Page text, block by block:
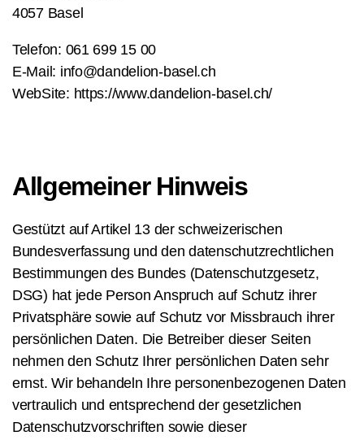
4057 Basel
Telefon: 061 699 15 00
E-Mail: info@dandelion-basel.ch
WebSite: https://www.dandelion-basel.ch/
Allgemeiner Hinweis
Gestützt auf Artikel 13 der schweizerischen
Bundesverfassung und den datenschutzrechtlichen
Bestimmungen des Bundes (Datenschutzgesetz,
DSG) hat jede Person Anspruch auf Schutz ihrer
Privatsphäre sowie auf Schutz vor Missbrauch ihrer
persönlichen Daten. Die Betreiber dieser Seiten
nehmen den Schutz Ihrer persönlichen Daten sehr
ernst. Wir behandeln Ihre personenbezogenen Daten
vertraulich und entsprechend der gesetzlichen
Datenschutzvorschriften sowie dieser